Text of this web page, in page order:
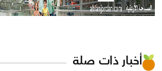
أخبار ذات صلة